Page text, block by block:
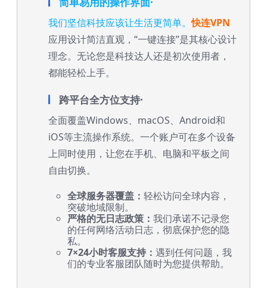
我们坚信科技应该让生活更简单。快连VPN
应用设计简洁直观，“一键连接”是其核心设计
理念。无论您是科技达人还是初次使用者，
都能轻松上手。
跨平台全方位支持·
全面覆盖Windows、macOS、Android和
iOS等主流操作系统。一个账户可在多个设备
上同时使用，让您在手机、电脑和平板之间
自由切换。
全球服务器覆盖： 轻松访问全球内容，
突破地域限制。
严格的无日志政策： 我们承诺不记录您
的任何网络活动日志，彻底保护您的隐
私。
7×24小时客服支持： 遇到任何问题，我
们的专业客服团队随时为您提供帮助。